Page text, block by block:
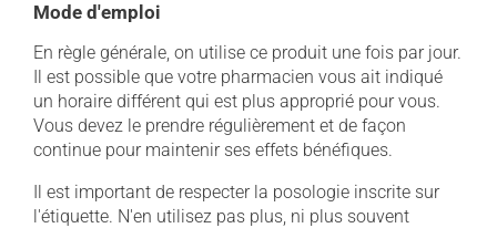
Mode d'emploi
En règle générale, on utilise ce produit une fois par jour.
Il est possible que votre pharmacien vous ait indiqué
un horaire différent qui est plus approprié pour vous.
Vous devez le prendre régulièrement et de façon
continue pour maintenir ses effets bénéfiques.
Il est important de respecter la posologie inscrite sur
l'étiquette. N'en utilisez pas plus, ni plus souvent